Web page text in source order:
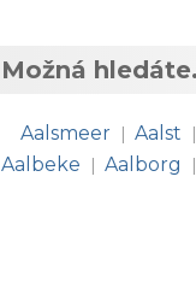
Možná
Aalsmeer | Aalst |
Aalbeke
| Aalborg |